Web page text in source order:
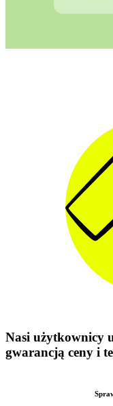
Nasi użytkownicy
gwarancją ceny i